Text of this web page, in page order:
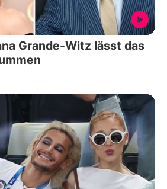
Grande-Witz lässt das